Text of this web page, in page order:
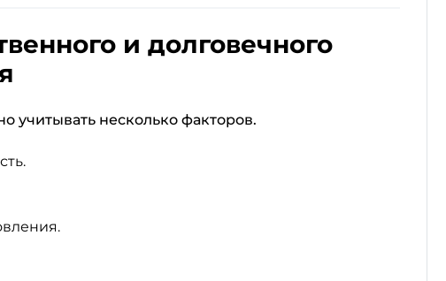
и долговечного
учитывать несколько факторов.